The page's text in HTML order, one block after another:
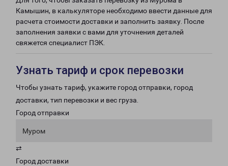
Камышин, в калькуляторе необходимо ввести данные для
расчета стоимости доставки и заполнить заявку. После
заполнения заявки с вами для уточнения деталей
свяжется специалист ПЭК.
Узнать тариф и срок перевозки
Чтобы узнать тариф, укажите город отправки, город
доставки, тип перевозки и вес груза.
Город отправки
Муром
⇄
Город доставки